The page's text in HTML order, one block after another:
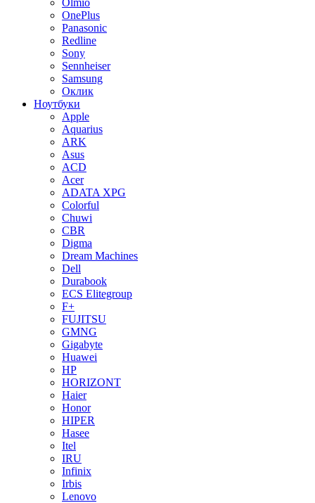
Olmio
OnePlus
Panasonic
Redline
Sony
Sennheiser
Samsung
Оклик
Ноутбуки
Apple
Aquarius
ARK
Asus
ACD
Acer
ADATA XPG
Colorful
Chuwi
CBR
Digma
Dream Machines
Dell
Durabook
ECS Elitegroup
F+
FUJITSU
GMNG
Gigabyte
Huawei
HP
HORIZONT
Haier
Honor
HIPER
Hasee
Itel
IRU
Infinix
Irbis
Lenovo